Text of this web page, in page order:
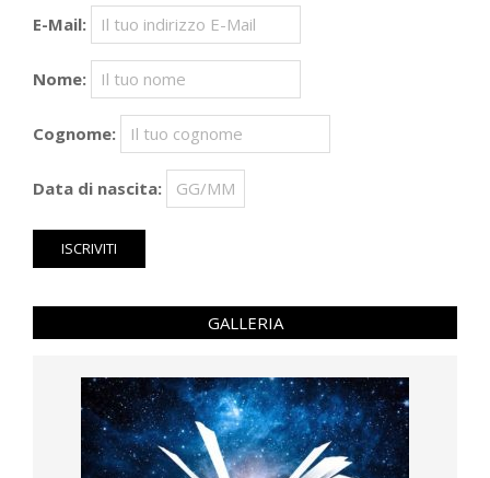
E-Mail:
Nome:
Cognome:
Data di nascita:
GALLERIA